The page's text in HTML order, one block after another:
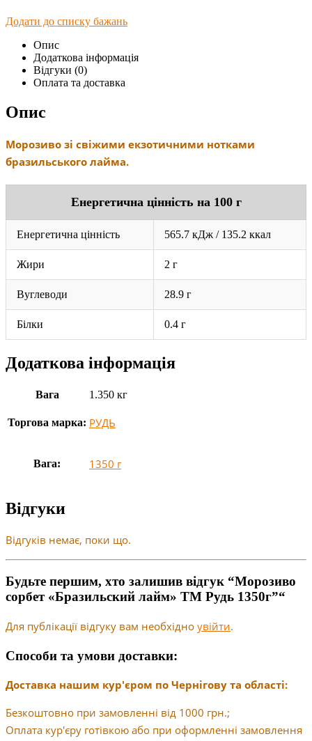
Додати до списку бажань
Опис
Додаткова інформація
Відгуки (0)
Оплата та доставка
Опис
Морозиво зі свіжими екзотичними нотками
бразильського лайма.
Енергетична цінність на 100 г
Енергетична цінність 565.7 кДж / 135.2 ккал
Жири 2 г
Вуглеводи 28.9 г
Білки 0.4 г
Додаткова інформація
Вага 1.350 кг
Торгова марка: РУДЬ
Вага: 1350 г
Відгуки
Відгуків немає, поки що.
Будьте першим, хто залишив відгук “Морозиво
сорбет «Бразильский лайм» ТМ Рудь 1350г”“
Для публікації відгуку вам необхідно увійти.
Способи та умови доставки:
Доставка нашим кур'єром по Чернігову та області:
Безкоштовно при замовленні від 1000 грн.;
Оплата кур'єру готівкою або при оформленні замовлення